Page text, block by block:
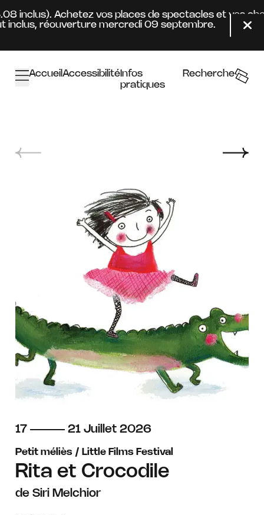
inclus). Achetez vos places de spectacles et vos
réouverture mercredi 09 septembre.
AccueilAccessibilitéInfos
pratiques
Recherche
du
17 au
21 juillet
Juillet 2026
Petit méliès / Little Films Festival
Rita et Crocodile
de Siri Melchior